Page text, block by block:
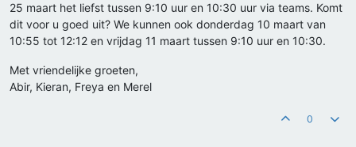
25 maart het liefst tussen 9:10 uur en 10:30 uur via teams. Komt
dit voor u goed uit? We kunnen ook donderdag 10 maart van
10:55 tot 12:12 en vrijdag 11 maart tussen 9:10 uur en 10:30.
Met vriendelijke groeten,
Abir, Kieran, Freya en Merel
0